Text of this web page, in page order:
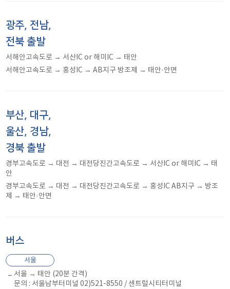
광주, 전남,
전북 출발
서해안고속도로 → 서산IC or 해미IC → 태안
서해안고속도로 → 홍성IC → AB지구 방조제 → 태안·안면
부산, 대구,
울산, 경남,
경북 출발
경부고속도로 → 대전 → 대전당진간고속도로 → 서산IC or 해미IC → 태
안
경부고속도로 → 대전 → 대전당진간고속도로 → 홍성IC AB지구 → 방조
제 → 태안·안면
버스
서울
서울 → 태안 (20분 간격)
문의 : 서울남부터미널 02)521-8550 / 센트럴시티터미널